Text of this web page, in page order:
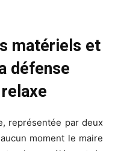
matériels et
défense
représentée par deux
moment le maire